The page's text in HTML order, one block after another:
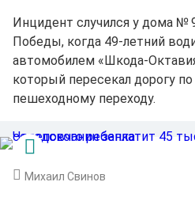
Инцидент случился у дома №
Победы, когда 49-летний
автомобилем «Шкода-
который пересекал дорогу
пешеходному переходу.
Михаил Свинов